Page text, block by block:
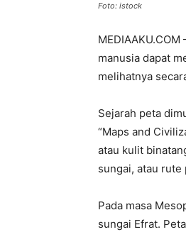
Foto: istock
manusia dapat
melihatnya
Sejarah peta
“Maps and
atau kulit
sungai, atau rute
Pada masa
sungai Efrat.